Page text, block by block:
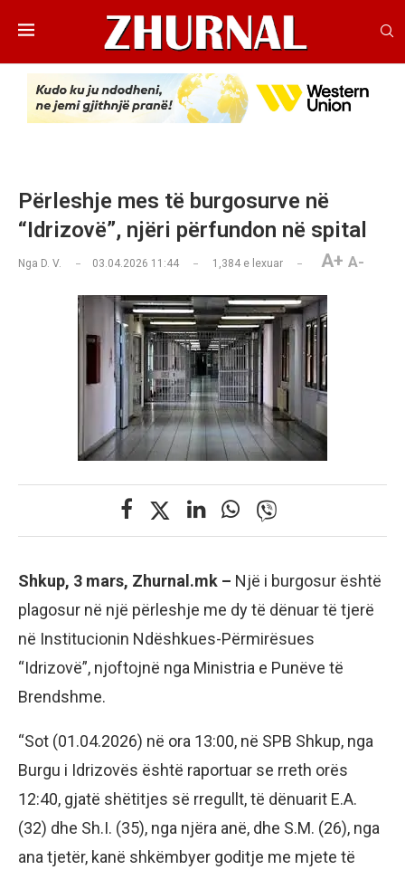
Përleshje mes të burgosurve në
“Idrizovë”, njëri përfundon në spital
Nga D. V. 03.04.2026 11:44 1,384 e lexuar A+ A-
Shkup, 3 mars, Zhurnal.mk – Një i burgosur është
plagosur në një përleshje me dy të dënuar të tjerë
në Institucionin Ndëshkues-Përmirësues
“Idrizovë”, njoftojnë nga Ministria e Punëve të
Brendshme.
“Sot (01.04.2026) në ora 13:00, në SPB Shkup, nga
Burgu i Idrizovës është raportuar se rreth orës
12:40, gjatë shëtitjes së rregullt, të dënuarit E.A.
(32) dhe Sh.I. (35), nga njëra anë, dhe S.M. (26), nga
ana tjetër, kanë shkëmbyer goditje me mjete të